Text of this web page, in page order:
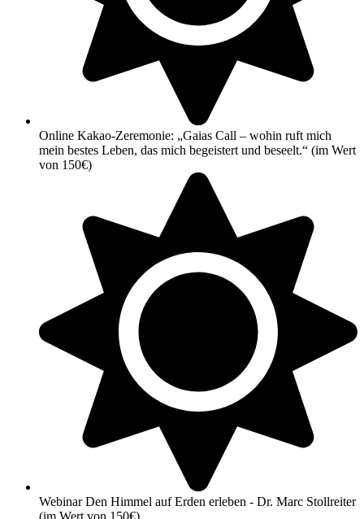
Online Kakao-Zeremonie: „Gaias Call – wohin ruft mich
mein bestes Leben, das mich begeistert und beseelt.“ (im Wert
von 150€)
Webinar Den Himmel auf Erden erleben - Dr. Marc Stollreiter
(im Wert von 150€)